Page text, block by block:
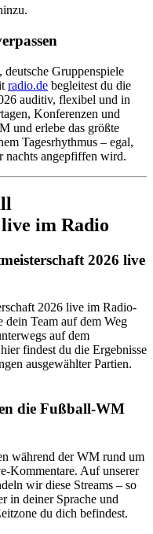
Gruppenspiele
radio.de begleitest du die
auditiv, flexibel und in
Konferenzen und
und erlebe das größte
Tagesrhythmus – egal,
nachts angepfiffen wird.
im Radio
2026 live
2026 live im Radio-
dein Team auf dem Weg
auf dem
findest du die Ergebnisse
ausgewählter Partien.
die Fußball-WM
während der WM rund um
Kommentare. Auf unserer
wir diese Streams – so
in deiner Sprache und
du dich befindest.